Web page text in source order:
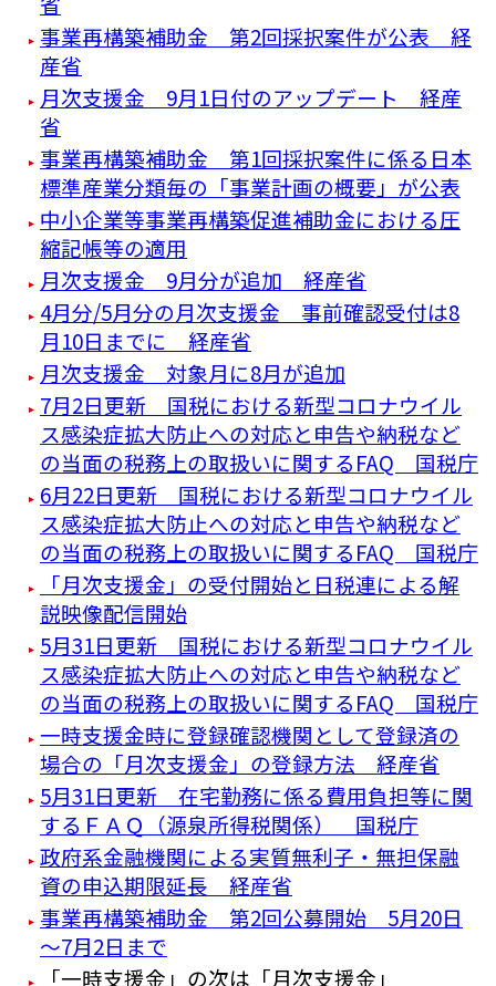
事業再構築補助金 第2回採択案件が公表 経
産省
月次支援金 9月1日付のアップデート 経産
省
事業再構築補助金 第1回採択案件に係る日本
標準産業分類毎の「事業計画の概要」が公表
中小企業等事業再構築促進補助金における圧
縮記帳等の適用
月次支援金 9月分が追加 経産省
4月分/5月分の月次支援金 事前確認受付は8
月10日までに 経産省
月次支援金 対象月に8月が追加
7月2日更新 国税における新型コロナウイル
ス感染症拡大防止への対応と申告や納税など
の当面の税務上の取扱いに関するFAQ 国税庁
6月22日更新 国税における新型コロナウイル
ス感染症拡大防止への対応と申告や納税など
の当面の税務上の取扱いに関するFAQ 国税庁
「月次支援金」の受付開始と日税連による解
説映像配信開始
5月31日更新 国税における新型コロナウイル
ス感染症拡大防止への対応と申告や納税など
の当面の税務上の取扱いに関するFAQ 国税庁
一時支援金時に登録確認機関として登録済の
場合の「月次支援金」の登録方法 経産省
5月31日更新 在宅勤務に係る費用負担等に関
するＦＡＱ（源泉所得税関係） 国税庁
政府系金融機関による実質無利子・無担保融
資の申込期限延長 経産省
事業再構築補助金 第2回公募開始 5月20日
～7月2日まで
「一時支援金」の次は「月次支援金」